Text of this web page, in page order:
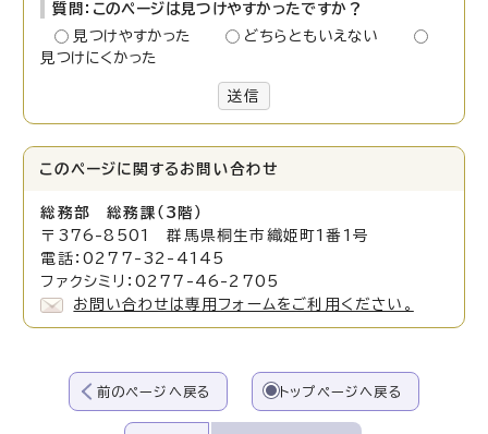
質問：このページは見つけやすかったですか？
見つけやすかった
どちらともいえない
見つけにくかった
送信
このページに関する お問い合わせ
総務部 総務課（3階）
〒376-8501 群馬県桐生市織姫町1番1号
電話：0277-32-4145
ファクシミリ：0277-46-2705
お問い合わせは専用フォームをご利用ください。
前のページへ戻る トップページへ戻る